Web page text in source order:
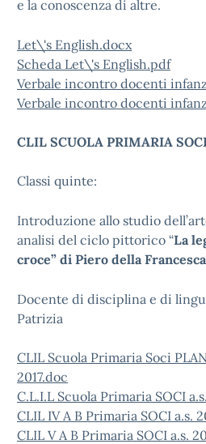
e la conoscenza di altre.
Let\'s English.docx
Scheda Let\'s English.pdf
Verbale incontro docenti
Verbale incontro docenti
CLIL SCUOLA PRIMARIA
Classi quinte:
Introduzione allo studio
analisi del ciclo pittorico “La
croce” di Piero della
Docente di disciplina e di
Patrizia
CLIL Scuola Primaria Soci
2017.doc
C.L.I.L Scuola Primaria SOCI
CLIL IV A B Primaria SOCI a.s.
CLIL V A B Primaria SOCI a.s.